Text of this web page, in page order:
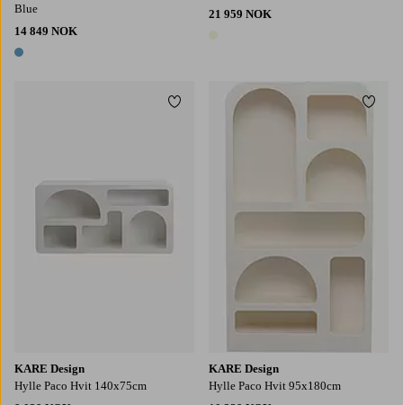
Blue
14 849 NOK
1 farge
21 959 NOK
KARE Design
Hylle Paco Hvit 140x75cm
Legg til favoritter
KARE Design
Hylle Paco Hvit 95x180cm